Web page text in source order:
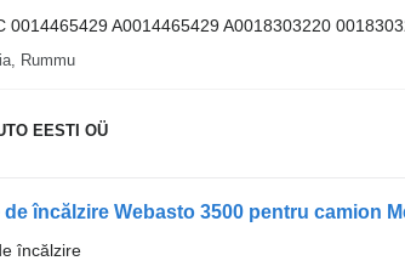
0014465429 A0014465429 A0018303220
Rummu
EESTI OÜ
încălzire